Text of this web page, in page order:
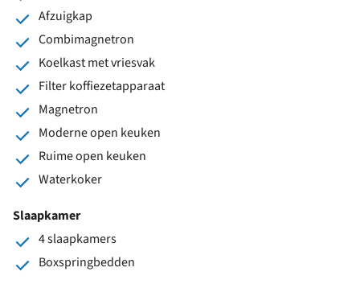
Afzuigkap
Combimagnetron
Koelkast met vriesvak
Filter koffiezetapparaat
Magnetron
Moderne open keuken
Ruime open keuken
Waterkoker
Slaapkamer
4 slaapkamers
Boxspringbedden